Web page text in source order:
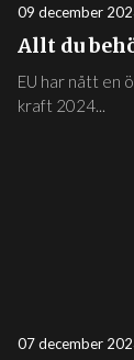
09 december
Allt du
EU har nått en
kraft 2024...
07 december